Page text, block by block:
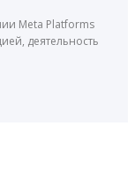
Meta Platforms
деятельность